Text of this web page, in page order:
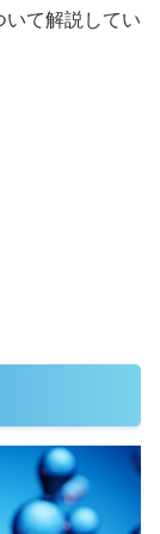
て解説してい